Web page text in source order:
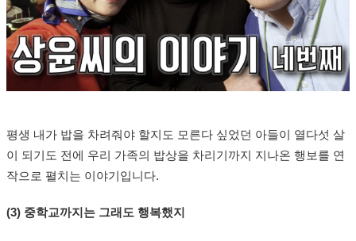
평생 내가 밥을 차려줘야 할지도 모른다 싶었던 아들이 열다섯 살
이 되기도 전에 우리 가족의 밥상을 차리기까지 지나온 행보를 연
작으로 펼치는 이야기입니다.
(3) 중학교까지는 그래도 행복했지